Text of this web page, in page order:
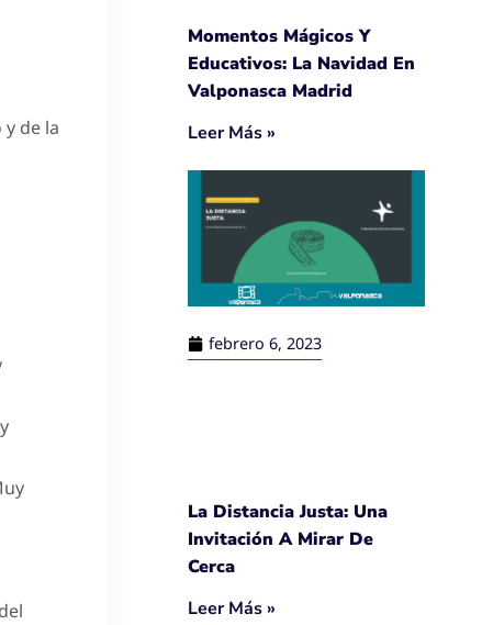
y de la
Momentos Mágicos Y
Educativos: La Navidad En
Valponasca Madrid
Leer Más »
febrero 6, 2023
La Distancia Justa: Una
Invitación A Mirar De
Cerca
Leer Más »